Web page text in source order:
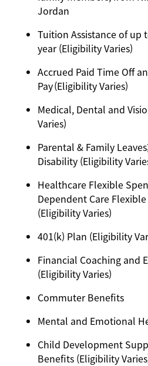
Jordan
Tuition Assistance of up
year (Eligibility Varies)
Accrued Paid Time Off
Pay (Eligibility Varies)
Medical, Dental and
Varies)
Parental & Family
Disability (Eligibility
Healthcare Flexible
Dependent Care
(Eligibility Varies)
401(k) Plan (Eligibility
Financial Coaching and
(Eligibility Varies)
Commuter Benefits
Mental and Emotional
Child Development
Benefits (Eligibility